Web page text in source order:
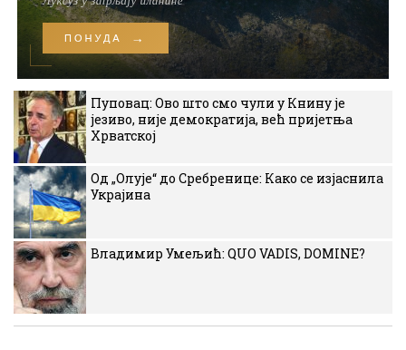
Пуповац: Ово што смо чули у Книну је
језиво, није демократија, већ пријетња
Хрватској
Од „Олује“ до Сребренице: Како се изјаснила
Украјина
Владимир Умељић: QUO VADIS, DOMINE?